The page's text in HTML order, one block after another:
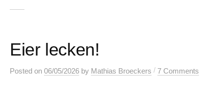
Eier lecken!
Posted on 06/05/2026 by Mathias Broeckers / 7 Comments